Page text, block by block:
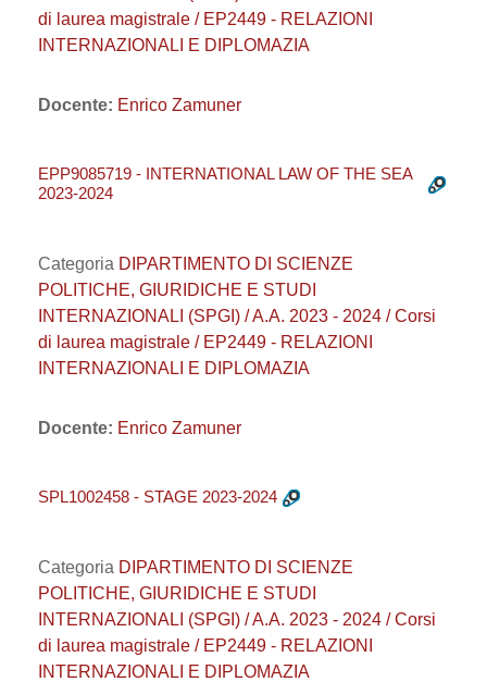
di laurea magistrale / EP2449 - RELAZIONI
INTERNAZIONALI E DIPLOMAZIA
Docente: Enrico Zamuner
EPP9085719 - INTERNATIONAL LAW OF THE SEA
2023-2024
Categoria DIPARTIMENTO DI SCIENZE
POLITICHE, GIURIDICHE E STUDI
INTERNAZIONALI (SPGI) / A.A. 2023 - 2024 / Corsi
di laurea magistrale / EP2449 - RELAZIONI
INTERNAZIONALI E DIPLOMAZIA
Docente: Enrico Zamuner
SPL1002458 - STAGE 2023-2024
Categoria DIPARTIMENTO DI SCIENZE
POLITICHE, GIURIDICHE E STUDI
INTERNAZIONALI (SPGI) / A.A. 2023 - 2024 / Corsi
di laurea magistrale / EP2449 - RELAZIONI
INTERNAZIONALI E DIPLOMAZIA